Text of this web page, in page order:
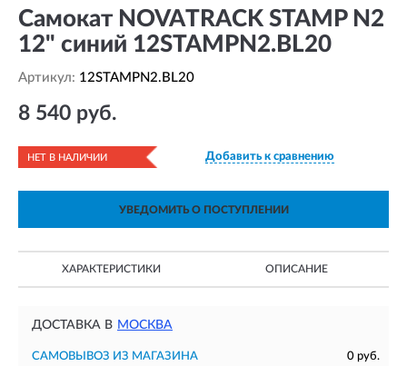
Самокат NOVATRACK STAMP N2
12" синий 12STAMPN2.BL20
Артикул: 12STAMPN2.BL20
8 540 руб.
НЕТ В НАЛИЧИИ Добавить к сравнению
УВЕДОМИТЬ О ПОСТУПЛЕНИИ
ХАРАКТЕРИСТИКИ ОПИСАНИЕ
ДОСТАВКА В МОСКВА
САМОВЫВОЗ ИЗ МАГАЗИНА
0 руб.